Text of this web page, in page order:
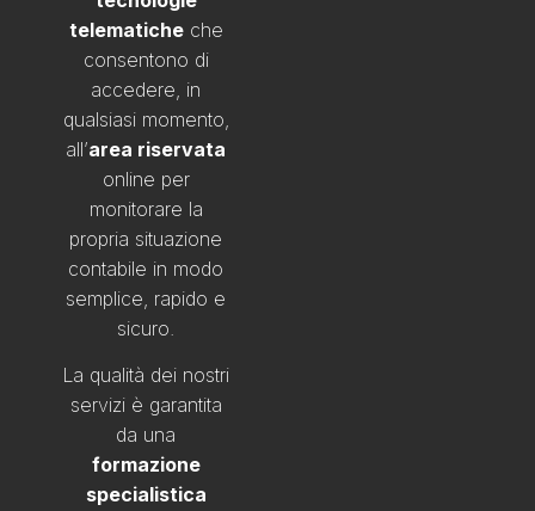
telematicheche
consentono di
accedere, in
qualsiasi momento,
all’area riservata
online per
monitorare la
propria situazione
contabile in modo
semplice, rapido e
sicuro.
La qualità dei nostri
servizi è garantita
da una
formazione
specialistica